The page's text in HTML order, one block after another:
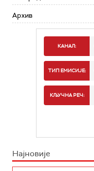
Архив
КАНАЛ:
ТИП ЕМИСИЈЕ:
КЉУЧНА РЕЧ:
Најновије